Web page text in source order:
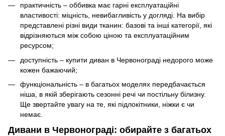
практичність – оббивка має гарні експлуатаційні
властивості: міцність, невибагливість у догляді. На вибір
представлені різні види тканин: базові та інші категорії, які
відрізняються між собою ціною та експлуатаційним
ресурсом;
доступність – купити диван в Червонограді недорого може
кожен бажаючий;
функціональність – в багатьох моделях передбачається
ніша, в якій зберігають сезонні речі чи постільну білизну.
Ще звертайте увагу на те, які підлокітники, ніжки є чи
немає.
Дивани в Червонограді: обирайте з багатьох